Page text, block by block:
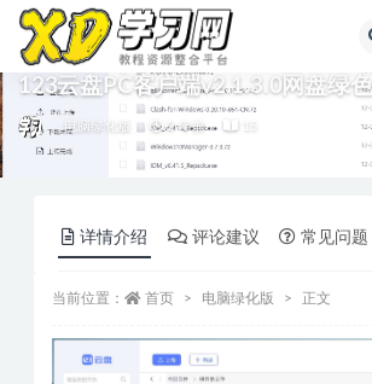
123云盘PC客户端v2.1.3.0网盘绿
电脑绿化版 2 年前
详情介绍 评论建议 常见问题
当前位置： 首页 电脑绿化版 正文